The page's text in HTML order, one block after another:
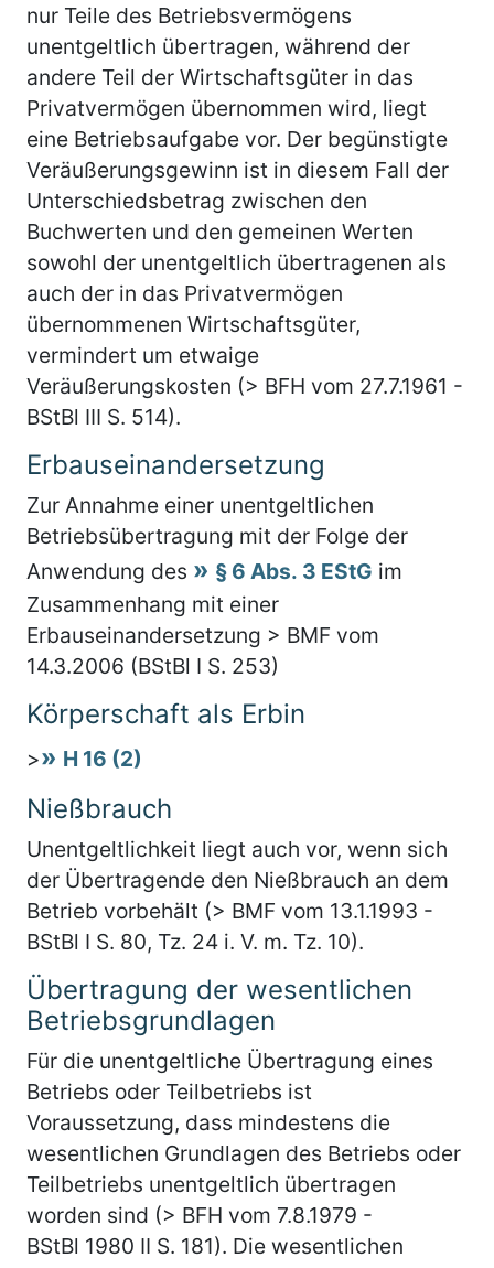
nur Teile des Betriebsvermögens
unentgeltlich übertragen, während der
andere Teil der Wirtschaftsgüter in das
Privatvermögen übernommen wird, liegt
eine Betriebsaufgabe vor. Der begünstigte
Veräußerungsgewinn ist in diesem Fall der
Unterschiedsbetrag zwischen den
Buchwerten und den gemeinen Werten
sowohl der unentgeltlich übertragenen als
auch der in das Privatvermögen
übernommenen Wirtschaftsgüter,
vermindert um etwaige
Veräußerungskosten (> BFH vom 27.7.1961 -
BStBl III S. 514).
Erbauseinandersetzung
Zur Annahme einer unentgeltlichen
Betriebsübertragung mit der Folge der
Anwendung des
§ 6 Abs. 3 EStG im
Zusammenhang mit einer
Erbauseinandersetzung > BMF vom
14.3.2006 (BStBl I S. 253)
Körperschaft als Erbin
> H 16 (2)
Nießbrauch
Unentgeltlichkeit liegt auch vor, wenn sich
der Übertragende den Nießbrauch an dem
Betrieb vorbehält (> BMF vom 13.1.1993 -
BStBl I S. 80, Tz. 24 i. V. m. Tz. 10).
Übertragung der wesentlichen
Betriebsgrundlagen
Für die unentgeltliche Übertragung eines
Betriebs oder Teilbetriebs ist
Voraussetzung, dass mindestens die
wesentlichen Grundlagen des Betriebs oder
Teilbetriebs unentgeltlich übertragen
worden sind (> BFH vom 7.8.1979 -
BStBl 1980 II S. 181). Die wesentlichen